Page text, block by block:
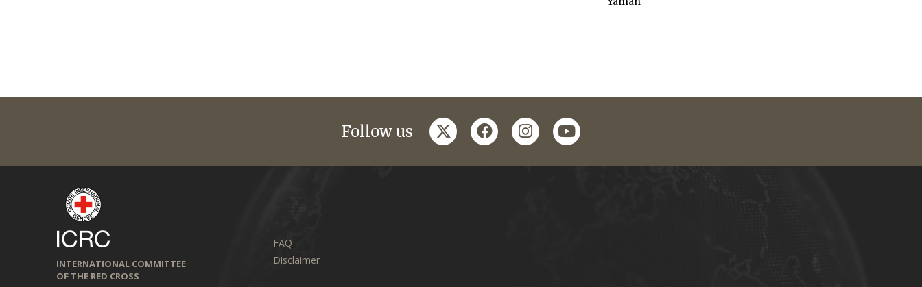
Follow us twitterfacebookinstagram
youtube
INTERNATIONAL COMMITTEE
OF THE RED CROSS
FAQ
Disclaimer